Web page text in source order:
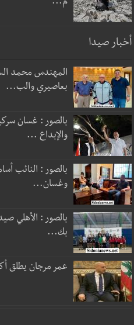
أخبار صيدا
المهندس محمد
بعاصيري والب...
بالصور : غسان
والإبداع ...
بالصور : النائب
وغسان...
بالصور : الأهلي
بك...
عمر مرجان يطلق